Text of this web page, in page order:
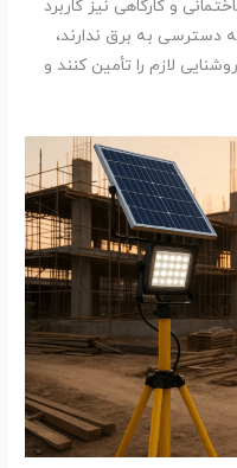
و کارگاهی نیز کاربرد
دسترسی به برق ندارند،
لازم را تأمین کنند و